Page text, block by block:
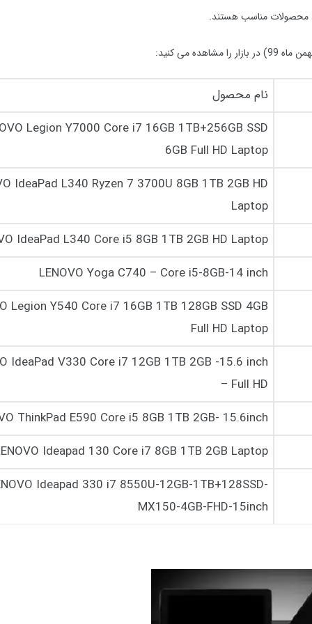
محصولات مناسب هستند.
نام محصول
Legion Y7000 Core i7 16GB 1TB+256GB SSD
6GB Full HD Laptop
IdeaPad L340 Ryzen 7 3700U 8GB 1TB 2GB HD
Laptop
IdeaPad L340 Core i5 8GB 1TB 2GB HD Laptop
LENOVO Yoga C740 – Core i5-8GB-14 inch
Legion Y540 Core i7 16GB 1TB 128GB SSD 4GB
Full HD Laptop
IdeaPad V330 Core i7 12GB 1TB 2GB -15.6 inch
– Full HD
ThinkPad E590 Core i5 8GB 1TB 2GB- 15.6inch
Ideapad 130 Core i7 8GB 1TB 2GB Laptop
Ideapad 330 i7 8550U-12GB-1TB+128SSD-
MX150-4GB-FHD-15inch